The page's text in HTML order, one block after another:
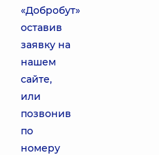
«Добробут»
оставив
заявку на
нашем
сайте,
или
позвонив
по
номеру